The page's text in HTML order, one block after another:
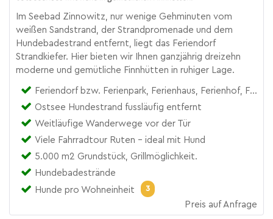
Im Seebad Zinnowitz, nur wenige Gehminuten vom
weißen Sandstrand, der Strandpromenade und dem
Hundebadestrand entfernt, liegt das Feriendorf
Strandkiefer. Hier bieten wir Ihnen ganzjährig dreizehn
moderne und gemütliche Finnhütten in ruhiger Lage.
Feriendorf bzw. Ferienpark, Ferienhaus, Ferienhof, Ferienhütte, Hüttendorf
Ostsee Hundestrand fussläufig entfernt
Weitläufige Wanderwege vor der Tür
Viele Fahrradtour Ruten - ideal mit Hund
5.000 m2 Grundstück, Grillmöglichkeit.
Hundebadestrände
Hunde pro Wohneinheit
3
Preis auf Anfrage